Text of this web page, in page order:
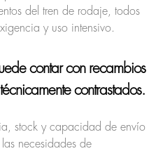
del tren de rodaje, todos
y uso intensivo.
contar con recambios
contrastados.
stock y capacidad de envío
necesidades de